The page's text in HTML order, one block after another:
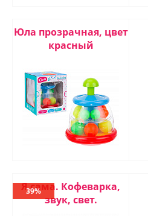
Юла прозрачная, цвет
красный
Я сама. Кофеварка,
звук, свет.
39%